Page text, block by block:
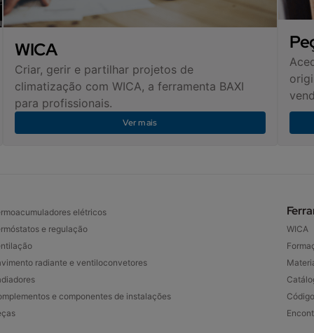
WICA
Criar, gerir e partilhar projetos de
climatização com WICA, a ferramenta BAXI
para profissionais.
Ver mais
elétricos
e regulação
radiante e ventiloconvetores
e componentes de instalações
WICA